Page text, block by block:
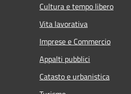
Cultura e tempo libero
Vita lavorativa
Imprese e Commercio
Appalti pubblici
Catasto e urbanistica